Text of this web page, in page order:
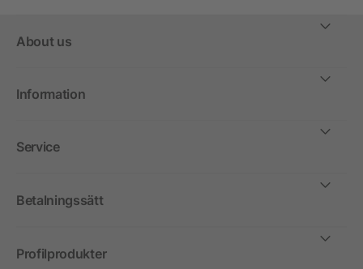
About us
Information
Service
Betalningssätt
Profilprodukter